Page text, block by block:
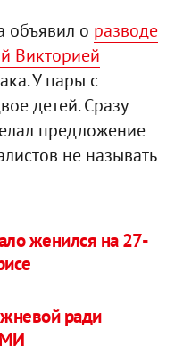
объявил о разводе
Викторией
У пары с
детей. Сразу
предложение
не называть
женился на 27-
ради